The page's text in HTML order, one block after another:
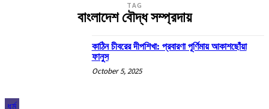
TAG
বাংলাদেশ বৌদ্ধ সম্প্রদায়
ধর্ম
কাঠিন চীবরের দীপশিখা: প্রবারণা পূর্ণিমায় আকাশছোঁয়া
ফানুস
October 5, 2025